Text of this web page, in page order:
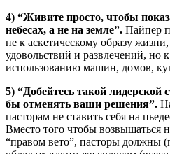
4) “Живите просто, чтобы
небесах, а не на земле”. Пайпер
не к аскетическому образу
удовольствий и развлечений, но
использованию машин, домов,
5) “Добейтесь такой лидерской
бы отменять ваши решения”.
пасторам не ставить себя на
Вместо того чтобы возвышаться
“правом вето”, пасторы должны